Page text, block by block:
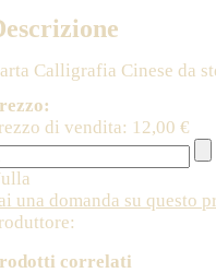
Calligrafia Cinese da
di vendita: 12,00 €
una domanda su questo
correlati